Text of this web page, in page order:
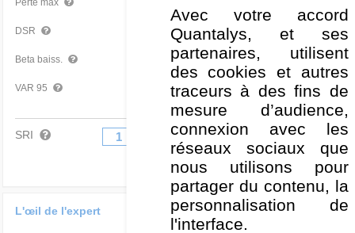
Perte max
DSR 10,09 % Moyen
Beta baiss. 0,93
VAR 95 -2,91 % Bon
SRI 1 3 4 6
L'œil de l'expert
Avec votre accord
Quantalys, et ses
partenaires, utilisent
des cookies et autres
traceurs à des fins de
mesure d’audience,
connexion avec les
réseaux sociaux que
nous utilisons pour
partager du contenu, la
personnalisation de
l'interface.